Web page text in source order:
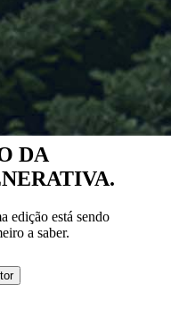
DA
edição está sendo
a saber.